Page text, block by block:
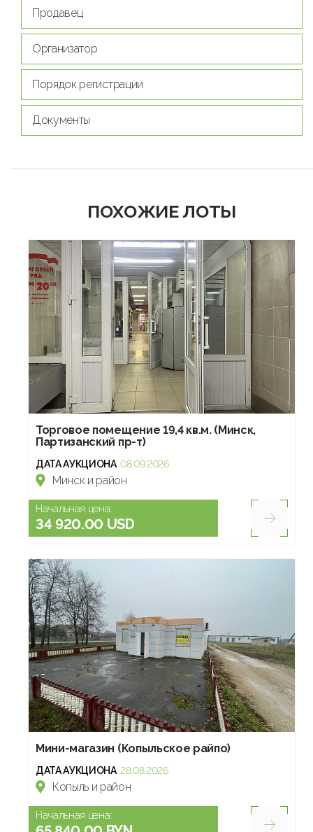
Продавец
Организатор
Порядок регистрации
Документы
ПОХОЖИЕ ЛОТЫ
Торговое помещение 19,4 кв.м. (Минск,
Партизанский пр-т)
ДАТА АУКЦИОНА 08.09.2026
Минск и район
Начальная цена:
34 920.00 USD
Мини-магазин (Копыльское райпо)
ДАТА АУКЦИОНА 28.08.2026
Копыль и район
Начальная цена: